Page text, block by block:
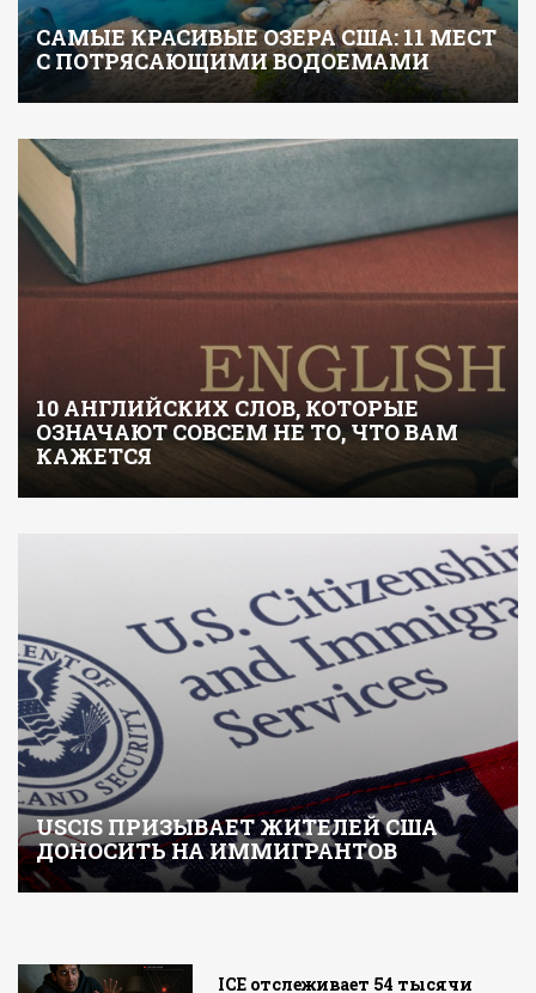
САМЫЕ КРАСИВЫЕ ОЗЕРА США: 11 МЕСТ
С ПОТРЯСАЮЩИМИ ВОДОЕМАМИ
10 АНГЛИЙСКИХ СЛОВ, КОТОРЫЕ
ОЗНАЧАЮТ СОВСЕМ НЕ ТО, ЧТО ВАМ
КАЖЕТСЯ
USCIS ПРИЗЫВАЕТ ЖИТЕЛЕЙ США
ДОНОСИТЬ НА ИММИГРАНТОВ
ICE отслеживает 54 тысячи